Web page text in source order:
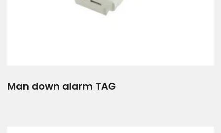
Man down alarm TAG